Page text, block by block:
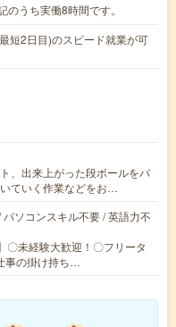
うち実働8時間です。
短2日目)のスピード就業が可
、出来上がった段ボールをバ
ていく作業などをお…
ソコンスキル不要 / 英語力不
〇未経験大歓迎！〇フリータ
事の掛け持ち…